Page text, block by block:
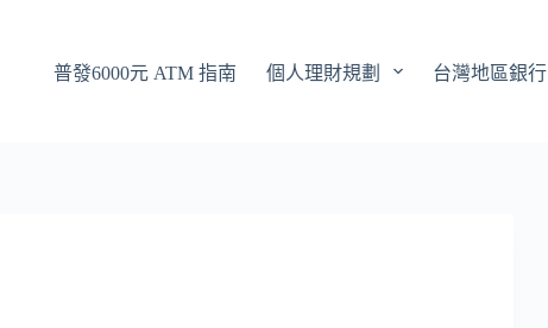
普發6000元 ATM 指南 個人理財規劃 台灣地區銀行